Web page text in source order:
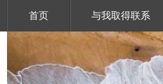
首页 与我取得联系